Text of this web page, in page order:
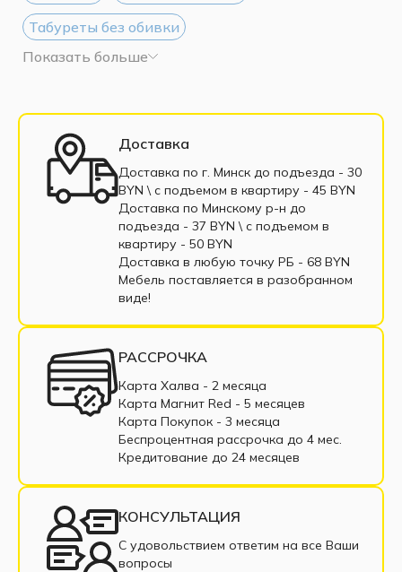
Табуреты без обивки
Кухонные стулья без обивки
Металлический стул
Стул черный
Стул со спинкой
Деревянные табуретки
Показать больше
Доставка
Доставка по г. Минск до подъезда - 30
BYN \ c подъемом в квартиру - 45 BYN
Доставка по Минскому р-н до
подъезда - 37 BYN \ c подъемом в
квартиру - 50 BYN
Доставка в любую точку РБ - 68 BYN
Мебель поставляется в разобранном
виде!
РАССРОЧКА
Карта Халва - 2 месяца
Карта Магнит Red - 5 месяцев
Карта Покупок - 3 месяца
Беспроцентная рассрочка до 4 мес.
Кредитование до 24 месяцев
КОНСУЛЬТАЦИЯ
С удовольствием ответим на все Ваши
вопросы